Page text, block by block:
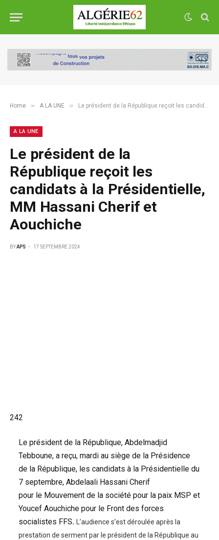
Home » A LA UNE » Le président de la République reçoit les candidats à la Présidentielle, MM Hassani Cherif et Aouchiche
A LA UNE
Le président de la
République reçoit les
candidats à la Présidentielle,
MM Hassani Cherif et
Aouchiche
BYAPS 17 SEPTEMBRE 2024
242
Le président de la République, Abdelmadjid
Tebboune, a reçu, mardi au siège de la Présidence
de la République, les candidats à la Présidentielle du
7 septembre, Abdelaali Hassani Cherif
pour le Mouvement de la société pour la paix MSP et
Youcef Aouchiche pour le Front des forces
socialistes FFS.
L’audience s’est déroulée après la
prestation de serment par le président de la République au